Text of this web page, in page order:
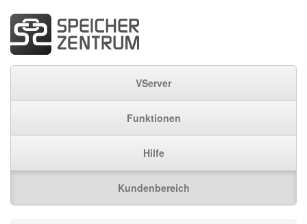
VServer
Funktionen
Hilfe
Kundenbereich